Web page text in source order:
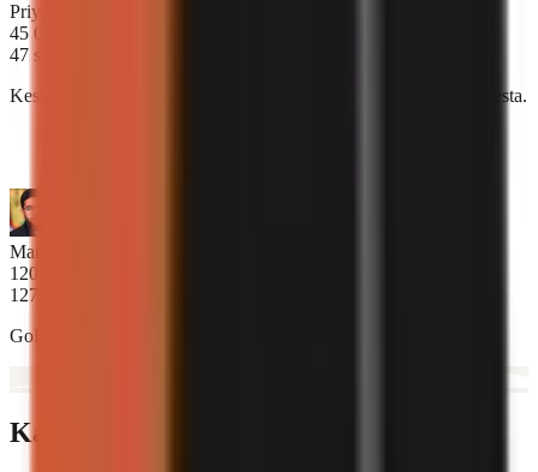
Priya Naidu
45 000 tilaajaa
47 s
Keskimääräinen aika täydellisen videon luomiseen pelkästä aiheesta.
Marcus Oyelaran
120 000 tilaajaa
127 000 $
GoFaceless-luojien kokonaisansiot pelkästään tänä kuukautena.
Kaikki mitä tarvitset